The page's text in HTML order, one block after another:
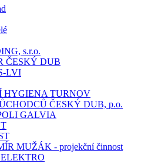
s.r.o.
ČESKÝ DUB
LVI
HYGIENA TURNOV
ČESKÝ DUB, p.o.
GALVIA
MUŽÁK - projekční činnost